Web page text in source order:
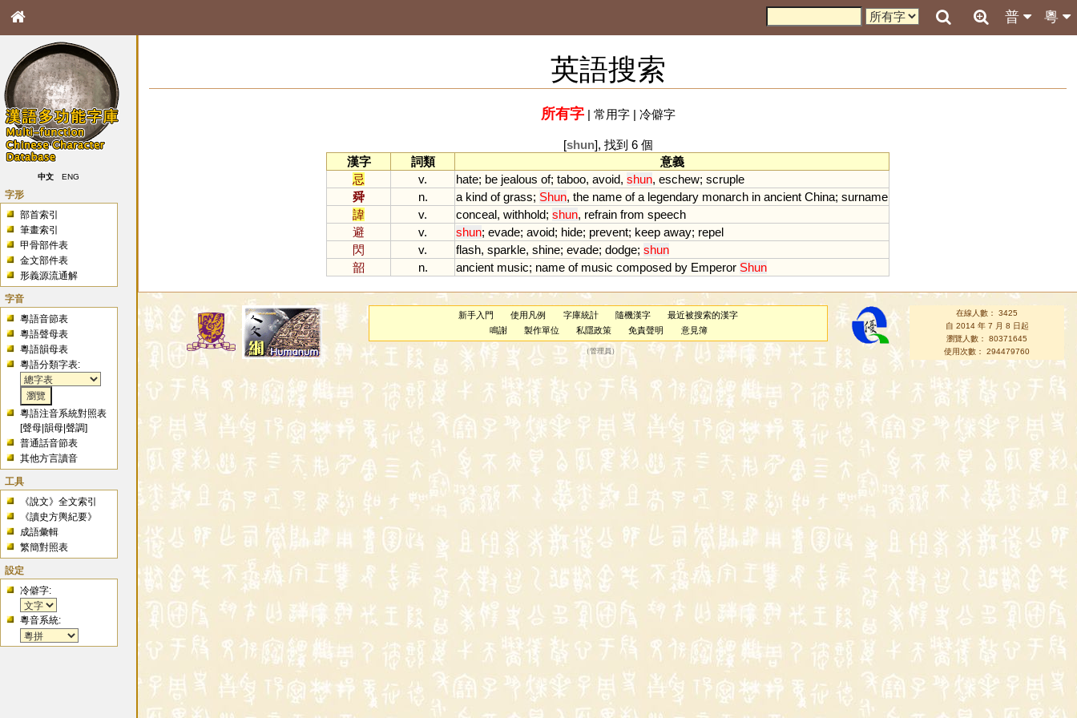
粵
普
中文 ENG
字形
部首索引
筆畫索引
甲骨部件表
金文部件表
形義源流通解
字音
粵語音節表
粵語聲母表
粵語韻母表
粵語分類字表:
粵語注音系統對照表
[聲母 |韻母 |聲調]
普通話音節表
其他方言讀音
工具
《說文》全文索引
《讀史方輿紀要》
成語彙輯
繁簡對照表
設定
冷僻字:
粵音系統:
英語搜索
所有字| 常用字| 冷僻字
[shun], 找到 6 個
漢字
詞類
意義
忌
v. hate; be jealous of; taboo, avoid, shun, eschew; scruple
舜
n. a kind of grass; Shun, the name of a legendary monarch in ancient China; surname
諱
v. conceal, withhold; shun, refrain from speech
避
v. shun; evade; avoid; hide; prevent; keep away; repel
閃
v. flash, sparkle, shine; evade; dodge; shun
韶
n. ancient music; name of music composed by Emperor Shun
新手入門 使用凡例 字庫統計 隨機漢字
最近被搜索的漢字
鳴謝
製作單位 私隱政策 免責聲明 意見簿
（管理員 ）
在線人數： 3425
自 2014 年 7 月 8 日起
瀏覽人數： 80371645
使用次數： 294479760